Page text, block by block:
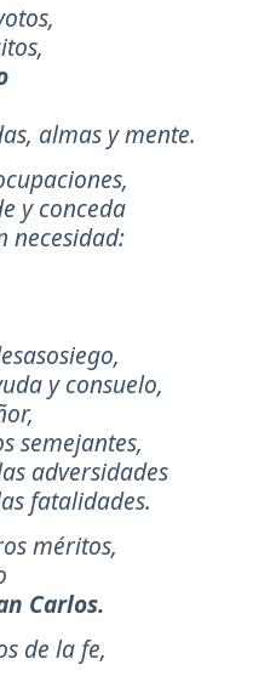
almas y mente.
y conceda
necesidad:
y consuelo,
semejantes,
adversidades
fatalidades.
méritos,
Carlos.
de la fe,